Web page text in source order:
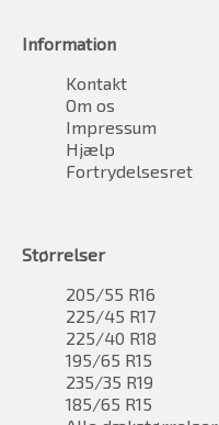
Information
Kontakt
Om os
Impressum
Hjælp
Fortrydelsesret
Størrelser
205/55 R16
225/45 R17
225/40 R18
195/65 R15
235/35 R19
185/65 R15